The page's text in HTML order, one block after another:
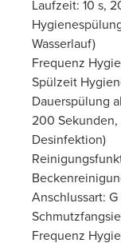
Laufzeit: 10 s,
Wasserlauf)
Frequenz
Spülzeit
Dauerspülung
200
Desinfektion)
Anschlussart:
Frequenz